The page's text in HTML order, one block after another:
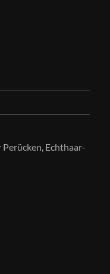
Echthaar-